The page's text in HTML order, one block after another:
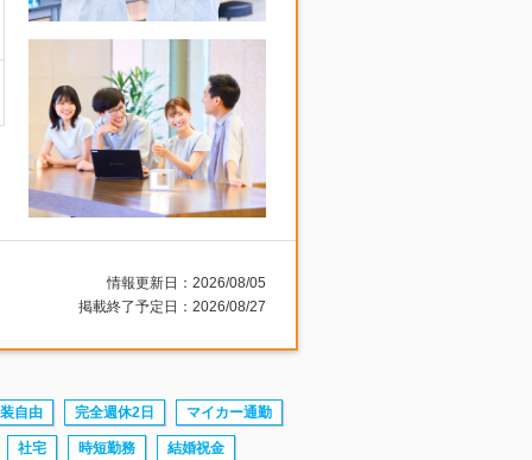
情報更新日：2026/08/05
掲載終了予定日：2026/08/27
自由 完全週休2日 マイカー通勤
社宅 時短勤務 結婚祝金